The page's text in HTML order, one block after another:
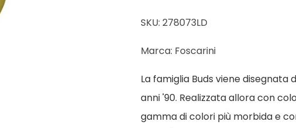
SKU: 278073LD
Marca: Foscarini
La famiglia Buds viene
anni '90. Realizzata allora con
gamma di colori più morbida e